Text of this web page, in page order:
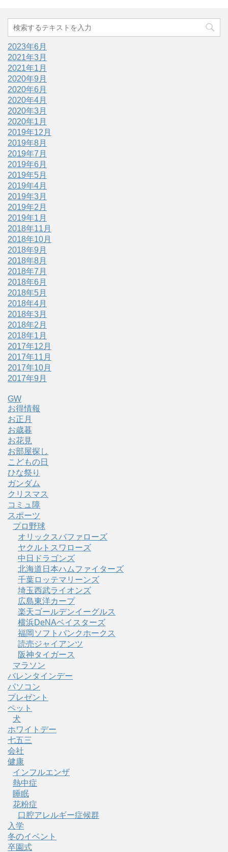
2023年6月
2021年3月
2021年1月
2020年9月
2020年6月
2020年4月
2020年3月
2020年1月
2019年12月
2019年8月
2019年7月
2019年6月
2019年5月
2019年4月
2019年3月
2019年2月
2019年1月
2018年11月
2018年10月
2018年9月
2018年8月
2018年7月
2018年6月
2018年5月
2018年4月
2018年3月
2018年2月
2018年1月
2017年12月
2017年11月
2017年10月
2017年9月
GW
お得情報
お正月
お歳暮
お花見
お部屋探し
こどもの日
ひな祭り
ガンダム
クリスマス
コミュ障
スポーツ
プロ野球
オリックスバファローズ
ヤクルトスワローズ
中日ドラゴンズ
北海道日本ハムファイターズ
千葉ロッテマリーンズ
埼玉西武ライオンズ
広島東洋カープ
楽天ゴールデンイーグルス
横浜DeNAベイスターズ
福岡ソフトバンクホークス
読売ジャイアンツ
阪神タイガース
マラソン
バレンタインデー
パソコン
プレゼント
ペット
犬
ホワイトデー
七五三
会社
健康
インフルエンザ
熱中症
睡眠
花粉症
口腔アレルギー症候群
入学
冬のイベント
卒園式